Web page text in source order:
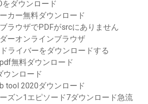
をダウンロード
カー無料ダウンロード
ラウザでPDFがsrcにありません
ーオンラインブラウザ
ライバーをダウンロードする
無料ダウンロード
ウンロード
tool 2020ダウンロード
ズン1エピソード7ダウンロード急流